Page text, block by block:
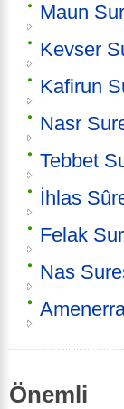
Maun
Kevser
Kafirun
Nasr
Tebbet
İhlas
Felak
Nas
Önemli